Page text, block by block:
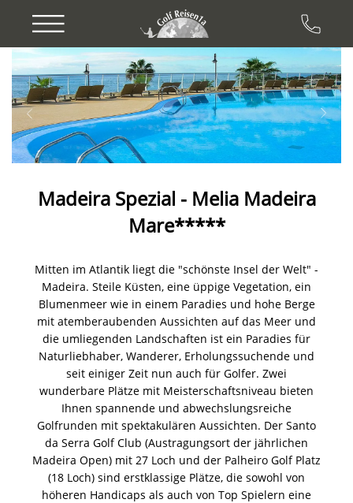
Previous Next
Madeira Spezial - Melia Madeira
Mare*****
Mitten im Atlantik liegt die "schönste Insel der Welt" -
Madeira. Steile Küsten, eine üppige Vegetation, ein
Blumenmeer wie in einem Paradies und hohe Berge
mit atemberaubenden Aussichten auf das Meer und
die umliegenden Landschaften ist ein Paradies für
Naturliebhaber, Wanderer, Erholungssuchende und
seit einiger Zeit nun auch für Golfer. Zwei
wunderbare Plätze mit Meisterschaftsniveau bieten
Ihnen spannende und abwechslungsreiche
Golfrunden mit spektakulären Aussichten. Der Santo
da Serra Golf Club (Austragungsort der jährlichen
Madeira Open) mit 27 Loch und der Palheiro Golf Platz
(18 Loch) sind erstklassige Plätze, die sowohl von
höheren Handicaps als auch von Top Spielern eine